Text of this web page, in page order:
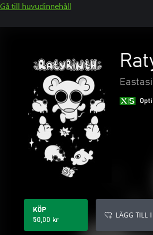
Gå till huvudinnehåll
KÖP
50,00 kr
LÄGG TILL